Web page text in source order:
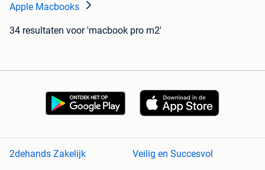
Apple Macbooks
34 resultaten voor 'macbook pro m2'
2dehands Zakelijk
Veilig en Succesvol